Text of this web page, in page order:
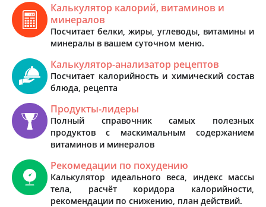
Калькулятор калорий, витаминов и
минералов
Посчитает белки, жиры, углеводы, витамины и
минералы в вашем суточном меню.
Калькулятор-анализатор рецептов
Посчитает калорийность и химический состав
блюда, рецепта
Продукты-лидеры
Полный справочник самых полезных
продуктов с маскимальным содержанием
витаминов и минералов
Рекомедации по похудению
Калькулятор идеального веса, индекс массы
тела, расчёт коридора калорийности,
рекомендации по снижению, план действий.